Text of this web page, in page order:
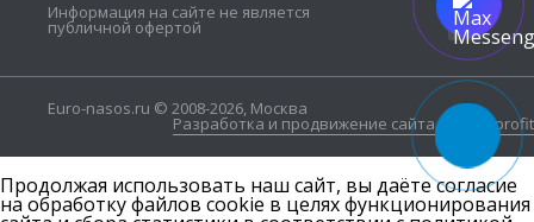
Информация на сайте не является
публичной офертой
Euro-nasos.ru © 2008-2026, Москва
Разработка и продвижение сайта — Seo4profit
Продолжая использовать наш сайт, вы даёте согласие
на обработку файлов cookie в целях функционирования